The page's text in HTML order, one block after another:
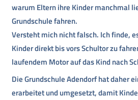
warum Eltern ihre Kinder manchmal
Grundschule fahren.
Versteht mich nicht falsch. Ich finde,
Kinder direkt bis vors Schultor zu
laufendem Motor auf das Kind nach
Die Grundschule Adendorf hat daher
erarbeitet und umgesetzt, damit